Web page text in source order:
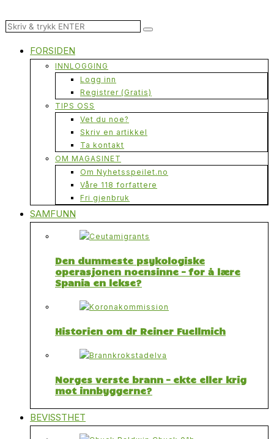
FORSIDEN
INNLOGGING
Logg inn
Registrer (Gratis)
TIPS OSS
Vet du noe?
Skriv en artikkel
Ta kontakt
OM MAGASINET
Om Nyhetsspeilet.no
Våre 118 forfattere
Fri gjenbruk
SAMFUNN
Den dummeste psykologiske
operasjonen noensinne – for å lære
Spania en lekse?
Historien om dr Reiner Fuellmich
Norges verste brann – ekte eller krig
mot innbyggerne?
BEVISSTHET